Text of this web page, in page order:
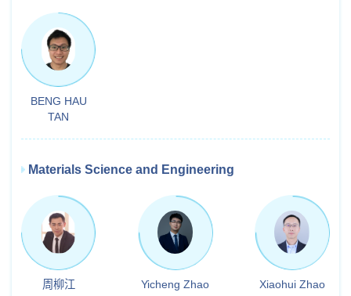
BENG HAU
TAN
Materials Science and Engineering
周柳江 Yicheng Zhao Xiaohui Zhao